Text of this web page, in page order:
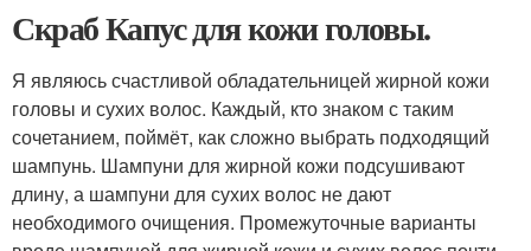
Скраб Капус для кожи головы.
Я являюсь счастливой обладательницей жирной кожи
головы и сухих волос. Каждый, кто знаком с таким
сочетанием, поймёт, как сложно выбрать подходящий
шампунь. Шампуни для жирной кожи подсушивают
длину, а шампуни для сухих волос не дают
необходимого очищения. Промежуточные варианты